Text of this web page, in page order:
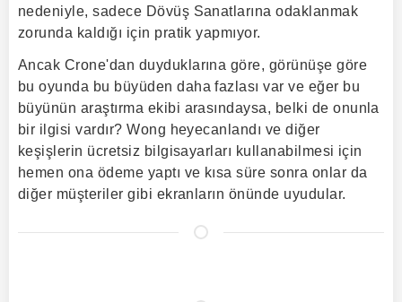
nedeniyle, sadece Dövüş Sanatlarına odaklanmak
zorunda kaldığı için pratik yapmıyor.
Ancak Crone'dan duyduklarına göre, görünüşe göre
bu oyunda bu büyüden daha fazlası var ve eğer bu
büyünün araştırma ekibi arasındaysa, belki de onunla
bir ilgisi vardır? Wong heyecanlandı ve diğer
keşişlerin ücretsiz bilgisayarları kullanabilmesi için
hemen ona ödeme yaptı ve kısa süre sonra onlar da
diğer müşteriler gibi ekranların önünde uyudular.